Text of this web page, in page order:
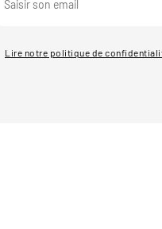
Lire notre politique de